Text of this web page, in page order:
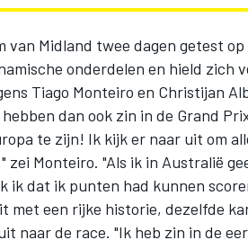
van Midland twee dagen getest
onderdelen en hield zich
Tiago Monteiro en Christijan
dan ook zin in de Grand
te zijn! Ik kijk er naar uit om
Monteiro. "Als ik in Australië
ik dat ik punten had kunnen
met een rijke historie, dezelfde
naar de race. "Ik heb zin in de